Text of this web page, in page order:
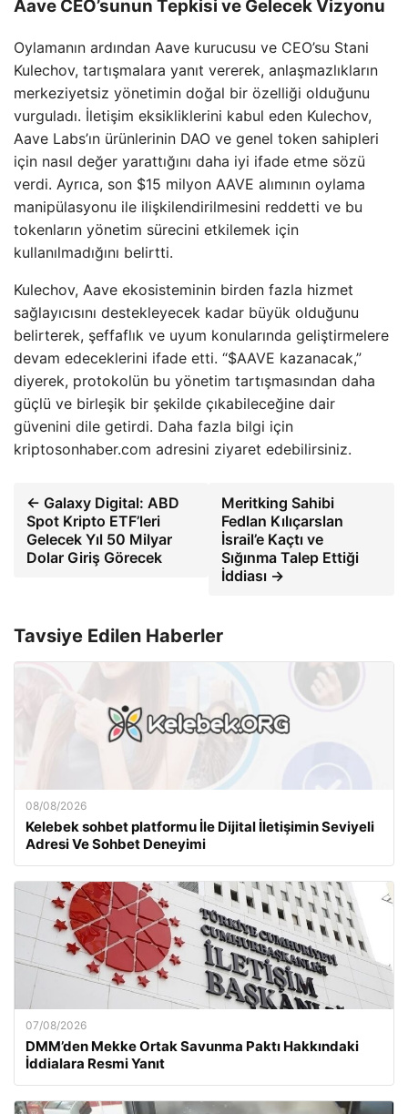
Aave CEO’sunun Tepkisi ve Gelecek Vizyonu
Oylamanın ardından Aave kurucusu ve CEO’su Stani
Kulechov, tartışmalara yanıt vererek, anlaşmazlıkların
merkeziyetsiz yönetimin doğal bir özelliği olduğunu
vurguladı. İletişim eksikliklerini kabul eden Kulechov,
Aave Labs’ın ürünlerinin DAO ve genel token sahipleri
için nasıl değer yarattığını daha iyi ifade etme sözü
verdi. Ayrıca, son $15 milyon AAVE alımının oylama
manipülasyonu ile ilişkilendirilmesini reddetti ve bu
tokenların yönetim sürecini etkilemek için
kullanılmadığını belirtti.
Kulechov, Aave ekosisteminin birden fazla hizmet
sağlayıcısını destekleyecek kadar büyük olduğunu
belirterek, şeffaflık ve uyum konularında geliştirmelere
devam edeceklerini ifade etti. “$AAVE kazanacak,”
diyerek, protokolün bu yönetim tartışmasından daha
güçlü ve birleşik bir şekilde çıkabileceğine dair
güvenini dile getirdi. Daha fazla bilgi için
kriptosonhaber.com adresini ziyaret edebilirsiniz.
← Galaxy Digital: ABD
Spot Kripto ETF’leri
Gelecek Yıl 50 Milyar
Dolar Giriş Görecek
Meritking Sahibi
Fedlan Kılıçarslan
İsrail’e Kaçtı ve
Sığınma Talep Ettiği
İddiası →
Tavsiye Edilen Haberler
08/08/2026
Kelebek sohbet platformu İle Dijital İletişimin Seviyeli
Adresi Ve Sohbet Deneyimi
07/08/2026
DMM’den Mekke Ortak Savunma Paktı Hakkındaki
İddialara Resmi Yanıt